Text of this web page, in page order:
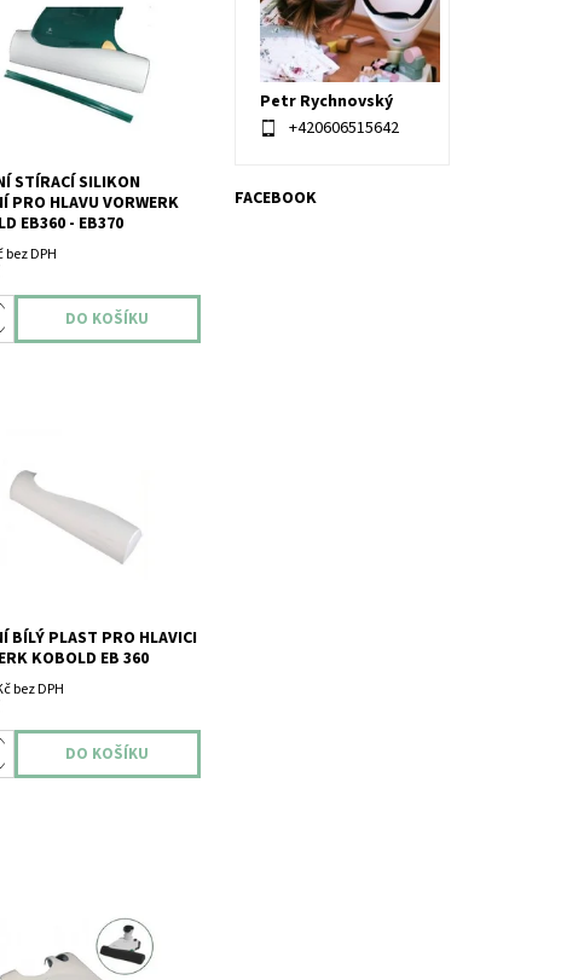
Stírací silikon přední pro
Kobold EB360 -
STÍRACÍ SILIKON
PRO HLAVU VORWERK
EB360 - EB370
bez DPH
bílý plast pro hlavici
Kobold EB 360.
BÍLÝ PLAST PRO HLAVICI
KOBOLD EB 360
bez DPH
dekl na spodní klepač
Kobold EB370 - originál.
Petr Rychnovský
+420606515642
FACEBOOK